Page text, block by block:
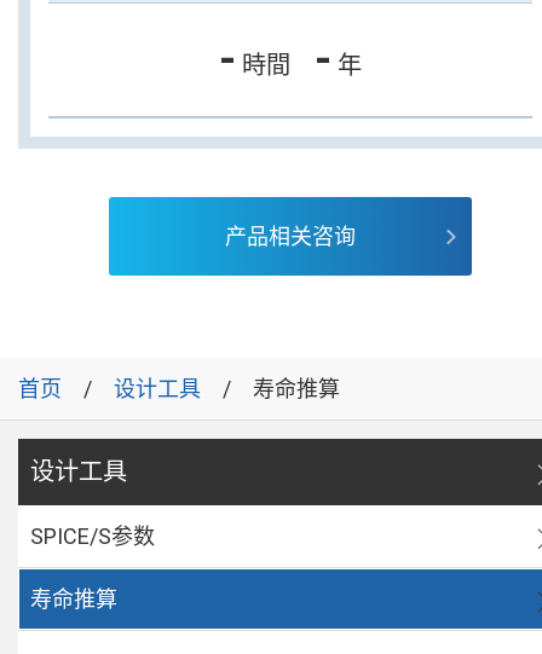
- 時間 - 年
产品相关咨询
首页 设计工具 寿命推算
设计工具
SPICE/S参数
寿命推算